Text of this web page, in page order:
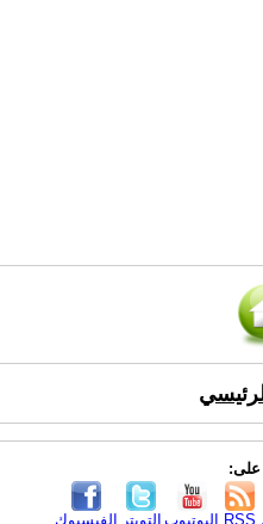
على:
الفيسبوك التويتر اليوتيوب RSS